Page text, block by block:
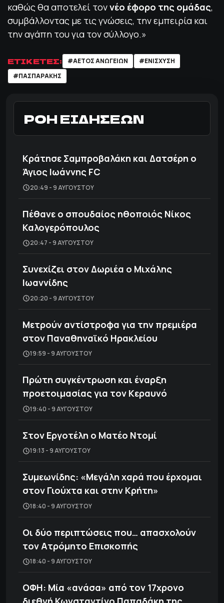
καθώς θα αποτελεί τοννέο έφορο της ομάδας,
συμβάλλοντας με τις γνώσεις, την εμπειρία και
την αγάπη του για τον σύλλογο.»
ΕΤΙΚΕΤΕΣ: #ΑΕΤΌΣ ΑΝΩΓΕΊΩΝ
#ΕΝΙΣΧΥΣΗ
#ΠΑΣΠΑΡΑΚΗΣ
ΡΟΗ ΕΙΔΗΣΕΩΝ
Κράτησε Σαμπροβαλάκη και Δατσέρη ο
Άγιος Ιωάννης FC
20:49 - 9 ΑΥΓΟΎΣΤΟΥ
Πέθανε ο σπουδαίος ηθοποιός Νίκος
Καλογερόπουλος
20:47 - 9 ΑΥΓΟΎΣΤΟΥ
Συνεχίζει στον Δωριέα ο Μιχάλης
Ιωαννίδης
20:20 - 9 ΑΥΓΟΎΣΤΟΥ
Μετρούν αντίστροφα για την πρεμιέρα
στον Παναθηναϊκό Ηρακλείου
19:59 - 9 ΑΥΓΟΎΣΤΟΥ
Πρώτη συγκέντρωση και έναρξη
προετοιμασίας για τον Κεραυνό
19:40 - 9 ΑΥΓΟΎΣΤΟΥ
Στον Εργοτέλη ο Ματέο Ντομί
19:13 - 9 ΑΥΓΟΎΣΤΟΥ
Συμεωνίδης: «Μεγάλη χαρά που έρχομαι
στον Γιούχτα και στην Κρήτη»
18:40 - 9 ΑΥΓΟΎΣΤΟΥ
Οι δύο περιπτώσεις που… απασχολούν
τον Ατρόμητο Επισκοπής
18:40 - 9 ΑΥΓΟΎΣΤΟΥ
ΟΦΗ: Μία «ανάσα» από τον 17χρονο